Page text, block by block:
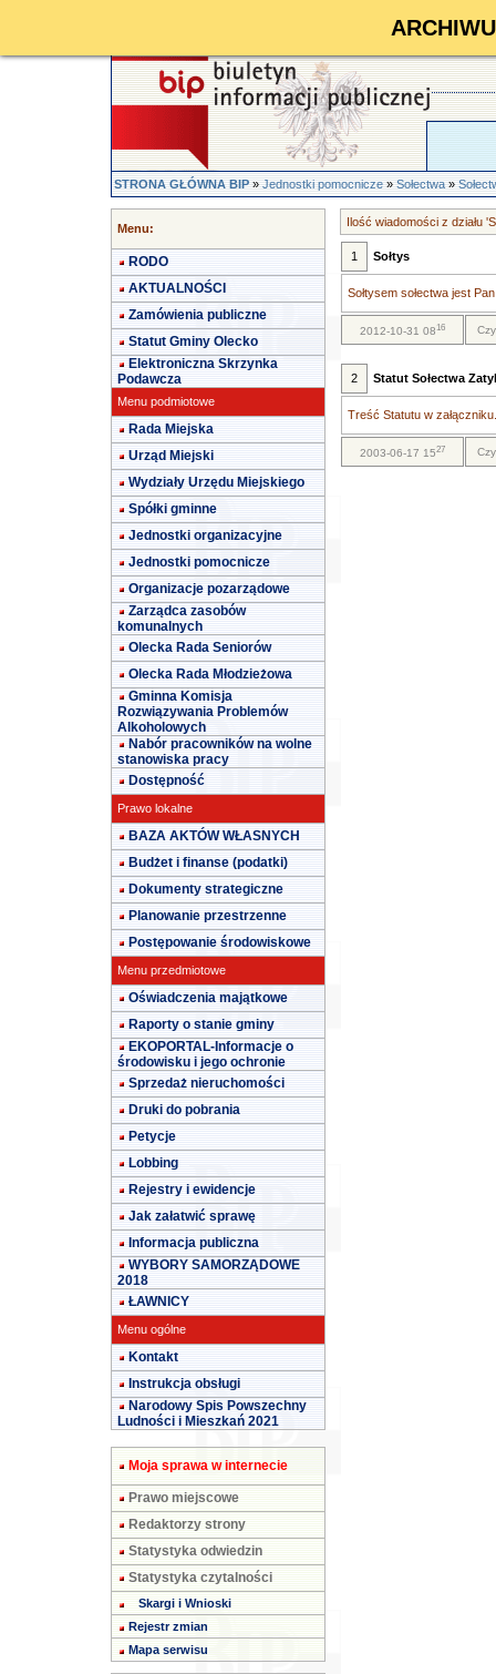
STRONA GŁÓWNA BIP»Jednostki pomocnicze»Sołectwa»
Menu:
RODO
AKTUALNOŚCI
Zamówienia publiczne
Statut Gminy Olecko
Elektroniczna Skrzynka
Podawcza
Menu podmiotowe
Rada Miejska
Urząd Miejski
Wydziały Urzędu Miejskiego
Spółki gminne
Jednostki organizacyjne
Jednostki pomocnicze
Organizacje pozarządowe
Zarządca zasobów
komunalnych
Olecka Rada Seniorów
Olecka Rada Młodzieżowa
Gminna Komisja
Rozwiązywania Problemów
Alkoholowych
Nabór pracowników na wolne
stanowiska pracy
Dostępność
Prawo lokalne
BAZA AKTÓW WŁASNYCH
Budżet i finanse (podatki)
Dokumenty strategiczne
Planowanie przestrzenne
Postępowanie środowiskowe
Menu przedmiotowe
Oświadczenia majątkowe
Raporty o stanie gminy
EKOPORTAL-Informacje o
środowisku i jego ochronie
Sprzedaż nieruchomości
Druki do pobrania
Petycje
Lobbing
Rejestry i ewidencje
Jak załatwić sprawę
Informacja publiczna
WYBORY SAMORZĄDOWE
2018
ŁAWNICY
Menu ogólne
Kontakt
Instrukcja obsługi
Narodowy Spis Powszechny
Ludności i Mieszkań 2021
Moja sprawa w internecie
Prawo miejscowe
Redaktorzy strony
Statystyka odwiedzin
Statystyka czytalności
Skargi i Wnioski
Rejestr zmian
Mapa serwisu
Ilość wiadomości z działu
1 Sołtys
Sołtysem sołectwa jest
2012-10-31 0816
2 Statut Sołectwa
Treść Statutu w
2003-06-17 1527